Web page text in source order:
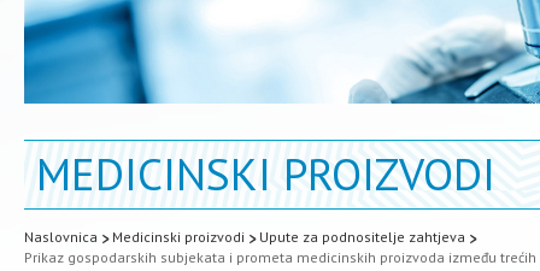
MEDICINSKI PROIZVODI
Naslovnica Medicinski proizvodi
Upute za podnositelje zahtjeva
Prikaz gospodarskih subjekata i prometa medicinskih proizvoda između